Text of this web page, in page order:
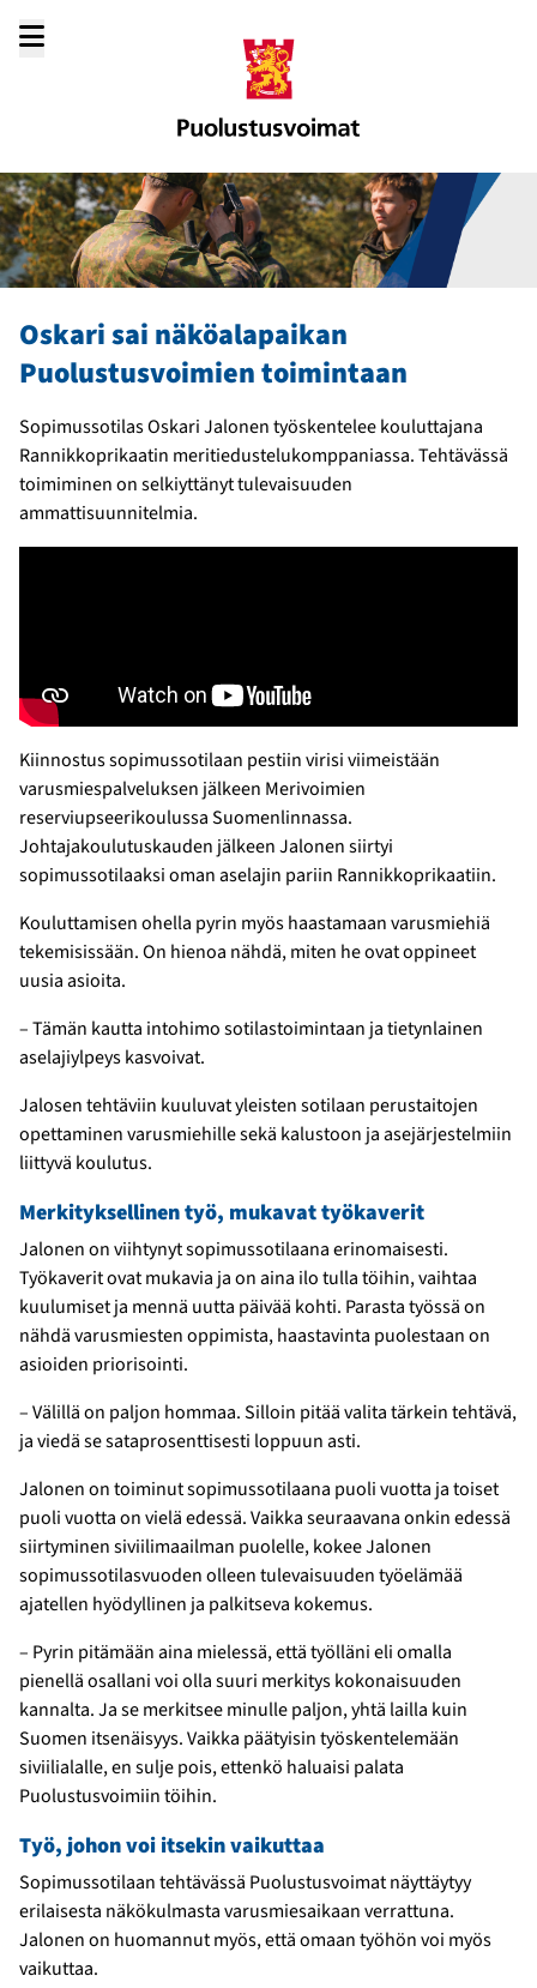
sisältöön
Oskari sai näköalapaikan
Puolustusvoimien toimintaan
Sopimussotilas Oskari Jalonen työskentelee kouluttajana
Rannikkoprikaatin meritiedustelukomppaniassa. Tehtävässä
toimiminen on selkiyttänyt tulevaisuuden
ammattisuunnitelmia.
Kiinnostus sopimussotilaan pestiin virisi viimeistään
varusmiespalveluksen jälkeen Merivoimien
reserviupseerikoulussa Suomenlinnassa.
Johtajakoulutuskauden jälkeen Jalonen siirtyi
sopimussotilaaksi oman aselajin pariin Rannikkoprikaatiin.
Kouluttamisen ohella pyrin myös haastamaan varusmiehiä
tekemisissään. On hienoa nähdä, miten he ovat oppineet
uusia asioita.
– Tämän kautta intohimo sotilastoimintaan ja tietynlainen
aselajiylpeys kasvoivat.
Jalosen tehtäviin kuuluvat yleisten sotilaan perustaitojen
opettaminen varusmiehille sekä kalustoon ja asejärjestelmiin
liittyvä koulutus.
Merkityksellinen työ, mukavat työkaverit
Jalonen on viihtynyt sopimussotilaana erinomaisesti.
Työkaverit ovat mukavia ja on aina ilo tulla töihin, vaihtaa
kuulumiset ja mennä uutta päivää kohti. Parasta työssä on
nähdä varusmiesten oppimista, haastavinta puolestaan on
asioiden priorisointi.
– Välillä on paljon hommaa. Silloin pitää valita tärkein tehtävä,
ja viedä se sataprosenttisesti loppuun asti.
Jalonen on toiminut sopimussotilaana puoli vuotta ja toiset
puoli vuotta on vielä edessä. Vaikka seuraavana onkin edessä
siirtyminen siviilimaailman puolelle, kokee Jalonen
sopimussotilasvuoden olleen tulevaisuuden työelämää
ajatellen hyödyllinen ja palkitseva kokemus.
– Pyrin pitämään aina mielessä, että työlläni eli omalla
pienellä osallani voi olla suuri merkitys kokonaisuuden
kannalta. Ja se merkitsee minulle paljon, yhtä lailla kuin
Suomen itsenäisyys. Vaikka päätyisin työskentelemään
siviilialalle, en sulje pois, ettenkö haluaisi palata
Puolustusvoimiin töihin.
Työ, johon voi itsekin vaikuttaa
Sopimussotilaan tehtävässä Puolustusvoimat näyttäytyy
erilaisesta näkökulmasta varusmiesaikaan verrattuna.
Jalonen on huomannut myös, että omaan työhön voi myös
vaikuttaa.